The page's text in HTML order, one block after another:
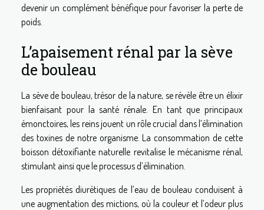
devenir un complément bénéfique pour favoriser la perte de
poids.
L’apaisement rénal par la sève
de bouleau
La sève de bouleau, trésor de la nature, se révèle être un élixir
bienfaisant pour la santé rénale. En tant que principaux
émonctoires, les reins jouent un rôle crucial dans l’élimination
des toxines de notre organisme. La consommation de cette
boisson détoxifiante naturelle revitalise le mécanisme rénal,
stimulant ainsi que le processus d’élimination.
Les propriétés diurétiques de l’eau de bouleau conduisent à
une augmentation des mictions, où la couleur et l’odeur plus